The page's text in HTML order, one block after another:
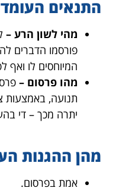
התנאים
מהי לשון הרע –
פורסמו הדברים
המיוחסים לו ואף
מהו פרסום –
תנועה, באמצעות
יתרה מכך – די
מהן ההגנות
אמת בפרסום.